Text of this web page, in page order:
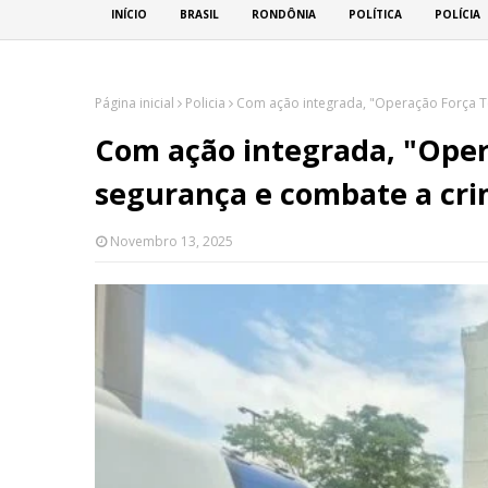
INÍCIO BRASIL RONDÔNIA POLÍTICA POLÍCIA
Página inicial Policia Com ação integrada, "Operação Força
Com ação integrada,
segurança e combate a
Novembro 13, 2025